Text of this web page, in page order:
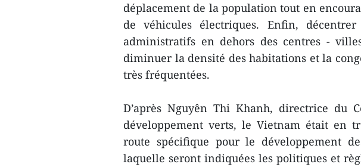
déplacement de la population tout en
de véhicules électriques. Enfin,
administratifs en dehors des centres -
diminuer la densité des habitations et la
très fréquentées.
D’après Nguyên Thi Khanh, directrice du
développement verts, le Vietnam était en
route spécifique pour le développement
laquelle seront indiquées les politiques et